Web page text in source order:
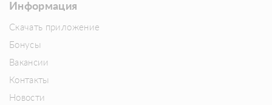
Информация
Скачать приложение
Бонусы
Вакансии
Контакты
Новости